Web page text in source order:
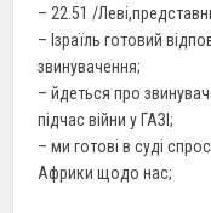
– 22.51 /
– Ізраїль готовий
звинувачення;
– йдеться про
підчас війни у ГАЗІ;
– ми готові в суді
Африки щодо нас;